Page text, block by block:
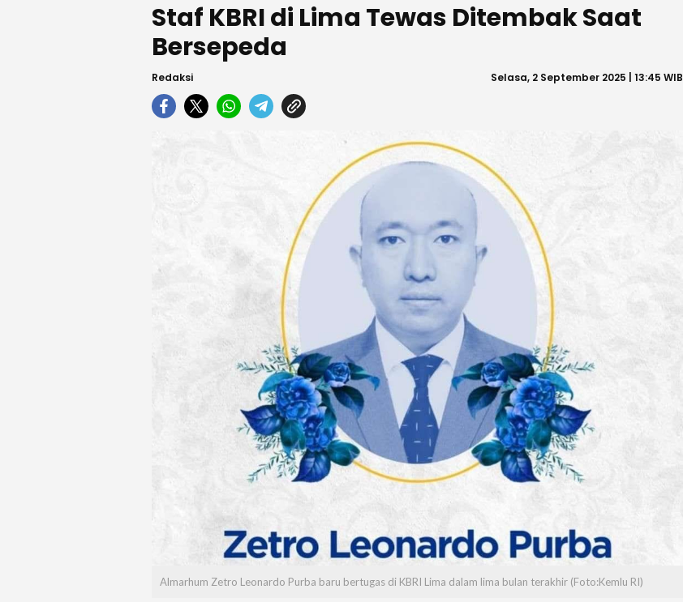
Staf KBRI di Lima Tewas Ditembak Saat
Bersepeda
Redaksi Selasa, 2 September 2025 | 13:45 WIB
Almarhum Zetro Leonardo Purba baru bertugas di KBRI Lima dalam lima bulan terakhir (Foto:Kemlu RI)